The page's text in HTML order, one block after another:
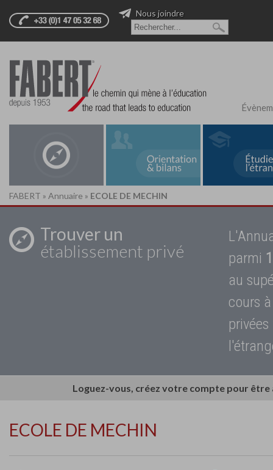
Nous joindre
FABERT » Annuaire » ECOLE DE MECHIN
Trouver un
établissement privé
parmi
au
cours
Loguez-vous, créez votre compte pour
ECOLE DE MECHIN